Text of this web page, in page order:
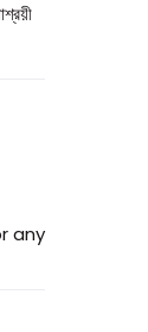
any